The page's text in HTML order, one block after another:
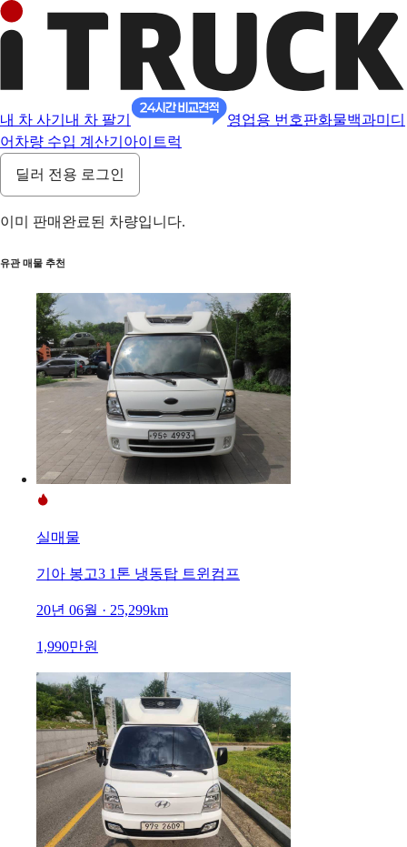
내 차 사기 내 차 팔기 영업용 번호판화물백과미디
어 차량 수입 계산기 아이트럭
딜러 전용 로그인
이미 판매완료된 차량입니다.
유관 매물 추천
실매물
기아 봉고3 1톤 냉동탑 트윈컴프
20년 06월 · 25,299km
1,990만원